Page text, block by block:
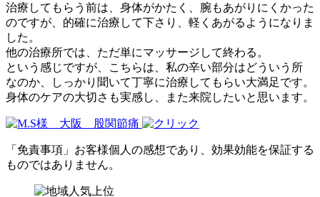
治療してもらう前は、身体がかたく、腕もあがりにくかった
のですが、的確に治療して下さり、軽くあがるようになりま
した。
他の治療所では、ただ単にマッサージして終わる。
という感じですが、こちらは、私の辛い部分はどういう所
なのか、しっかり聞いて丁寧に治療してもらい大満足です。
身体のケアの大切さも実感し、また来院したいと思います。
「免責事項」お客様個人の感想であり、効果効能を保証する
ものではありません。